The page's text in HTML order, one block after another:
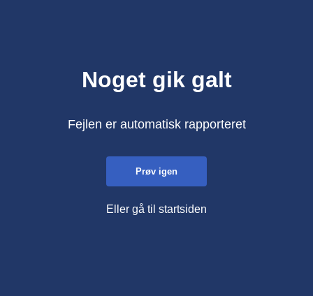
Noget gik galt
Fejlen er automatisk rapporteret
Prøv igen
Eller gå til startsiden